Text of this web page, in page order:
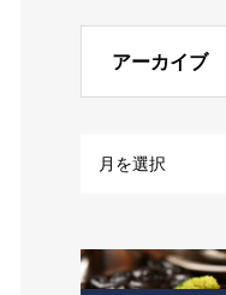
アーカイブ